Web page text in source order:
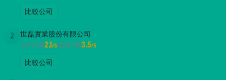
比較公司
2 世磊實業股份有限公司
公司評價2.1/5面試評價3.5/5
比較公司